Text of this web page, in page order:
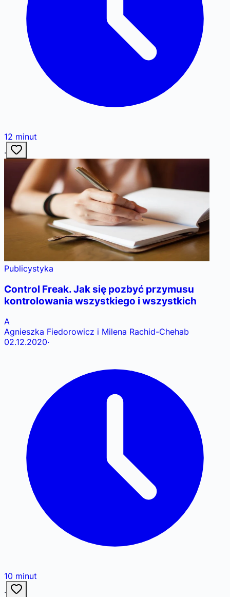
12 minut
·
Publicystyka
Control Freak. Jak się pozbyć przymusu
kontrolowania wszystkiego i wszystkich
A
Agnieszka Fiedorowicz i Milena Rachid-Chehab
02.12.2020·
10 minut
·